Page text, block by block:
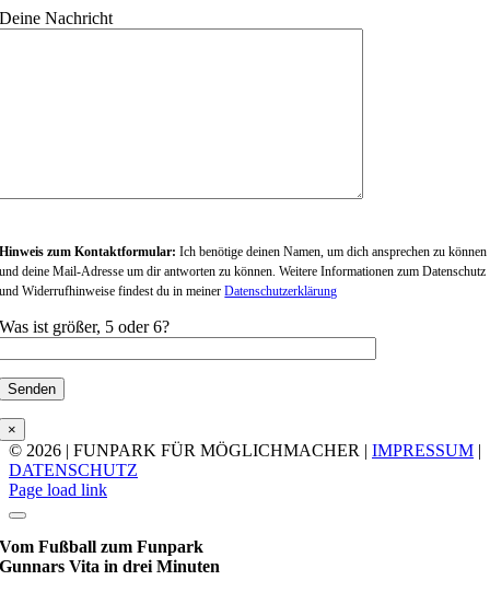
Deine Nachricht
Hinweis zum Kontaktformular:Ich benötige deinen Namen, um dich ansprechen zu können
und deine Mail-Adresse um dir antworten zu können. Weitere Informationen zum Datenschutz
und Widerrufhinweise findest du in meinerDatenschutzerklärung
Was ist größer, 5 oder 6?
×
© 2026 | FUNPARK FÜR MÖGLICHMACHER | IMPRESSUM |
DATENSCHUTZ
Page load link
Vom Fußball zum Funpark
Gunnars Vita in drei Minuten